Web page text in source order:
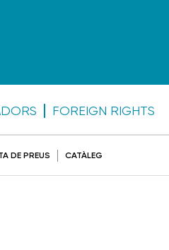
FOREIGN RIGHTS
DE PREUS CATÀLEG